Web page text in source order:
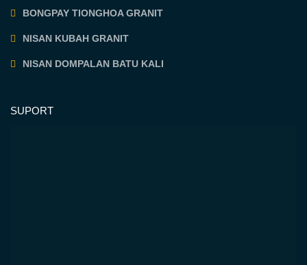
BONGPAY TIONGHOA GRANIT
NISAN KUBAH GRANIT
NISAN DOMPALAN BATU KALI
SUPORT